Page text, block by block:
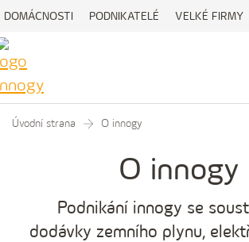
DOMÁCNOSTI PODNIKATELÉ VELKÉ FIRMY
Úvodní strana O innogy
O innogy
Podnikání innogy se
dodávky zemního plynu,